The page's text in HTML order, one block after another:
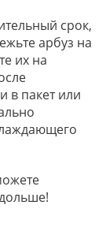
срок,
арбуз на
их на
в пакет или